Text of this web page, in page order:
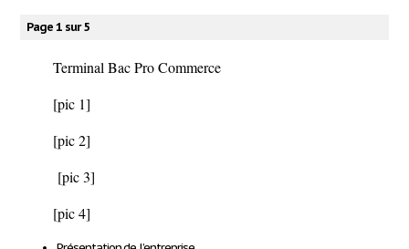
Page 1 sur 5
Terminal Bac Pro Commerce
[pic 1]
[pic 2]
[pic 3]
[pic 4]